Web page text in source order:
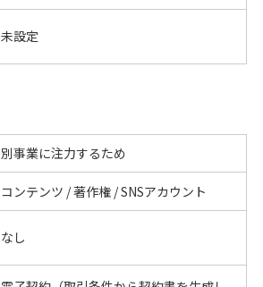
未設定
別事業に注力するため
コンテンツ / 著作権 / SNSアカウント
なし